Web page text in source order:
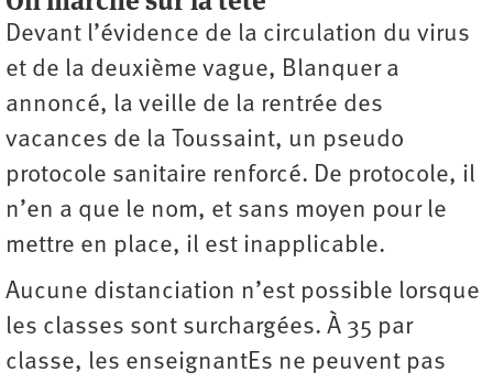
Devant l’évidence de la circulation du virus
et de la deuxième vague, Blanquer a
annoncé, la veille de la rentrée des
vacances de la Toussaint, un pseudo
protocole sanitaire renforcé. De protocole, il
n’en a que le nom, et sans moyen pour le
mettre en place, il est inapplicable.
Aucune distanciation n’est possible lorsque
les classes sont surchargées. À 35 par
classe, les enseignantEs ne peuvent pas